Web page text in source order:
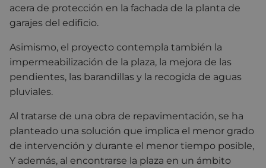
acera de protección en la fachada de la planta de
garajes del edificio.
Asimismo, el proyecto contempla también la
impermeabilización de la plaza, la mejora de las
pendientes, las barandillas y la recogida de aguas
pluviales.
Al tratarse de una obra de repavimentación, se ha
planteado una solución que implica el menor grado
de intervención y durante el menor tiempo posible,
Y además, al encontrarse la plaza en un ámbito